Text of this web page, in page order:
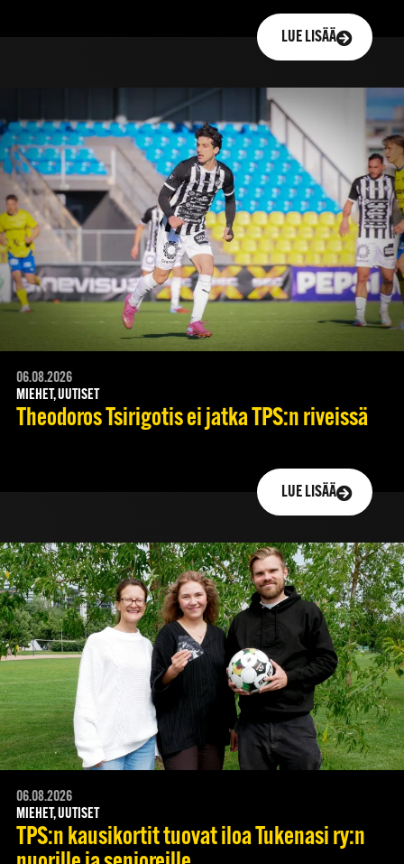
LUE LISÄÄ
06.08.2026
MIEHET, UUTISET
Theodoros Tsirigotis ei jatka TPS:n riveissä
LUE LISÄÄ
06.08.2026
MIEHET, UUTISET
TPS:n kausikortit tuovat iloa Tukenasi ry:n